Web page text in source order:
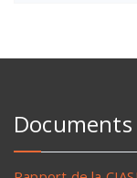
Documents